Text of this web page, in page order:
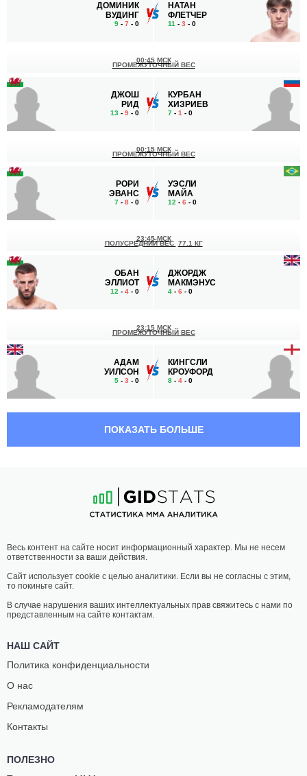
ДОМИНИК
ВУДИНГ
9 - 7 - 0
НАТАН
ФЛЕТЧЕР
11 - 3 - 0
ДЖОШ
РИД
13 - 9 - 0
00:45 МСК
ПРОМЕЖУТОЧНЫЙ ВЕС
КУРБАН
ХИЗРИЕВ
7 - 1 - 0
РОРИ
ЭВАНС
7 - 8 - 0
00:15 МСК
ПРОМЕЖУТОЧНЫЙ ВЕС
УЭСЛИ
МАЙА
12 - 6 - 0
ОБАН
ЭЛЛИОТ
12 - 4 - 0
23:45 МСК
ПОЛУСРЕДНИЙ ВЕС 77.1 КГ
ДЖОРДЖ
МАКМЭНУС
4 - 6 - 0
АДАМ
УИЛСОН
5 - 3 - 0
23:15 МСК
ПРОМЕЖУТОЧНЫЙ ВЕС
КИНГСЛИ
КРОУФОРД
8 - 4 - 0
ПОКАЗАТЬ БОЛЬШЕ
Весь контент на сайте носит информационный характер. Мы не несем
ответственности за ваши действия.
Сайт использует cookie с целью аналитики. Если вы не согласны с этим,
то покиньте сайт.
В случае нарушения ваших интеллектуальных прав свяжитесь с нами по
представленным на сайте контактам.
НАШ САЙТ
Политика конфиденциальности
О нас
Рекламодателям
Контакты
ПОЛЕЗНО